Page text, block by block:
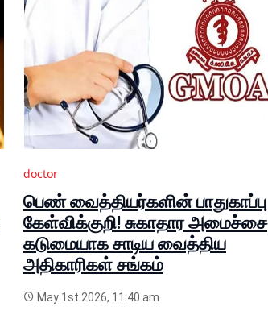
doctor
பெண் வைத்தியர்களின் பாதுகாப்பு
கேள்விக்குறி! சுகாதார அமைச்சை
கடுமையாக சாடிய வைத்திய
அதிகாரிகள் சங்கம்
May 1st 2026, 11:40 am